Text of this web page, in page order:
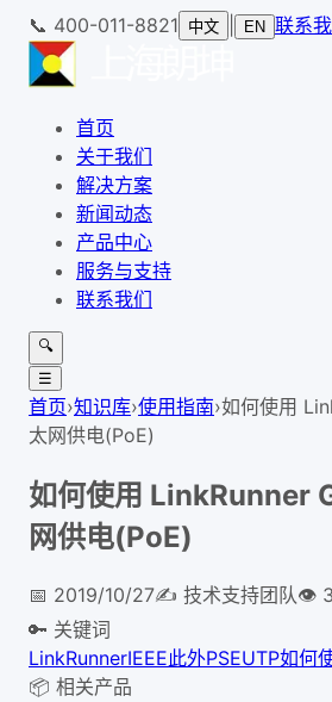
📞 400-011-8821 中文 EN 联系
首页
关于我们
解决方案
新闻动态
产品中心
服务与支持
联系我们
🔍
☰
首页›知识库›使用指南›如何使用
太网供电(PoE)
如何使用 LinkRunner
网供电(PoE)
📅 2019/10/27✍️ 技术支持团队👁
🔑 关键词
LinkRunnerIEEE此外PSEUTP如何
📦 相关产品